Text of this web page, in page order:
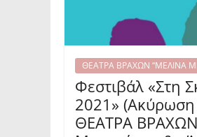
ΘΕΑΤΡΑ ΒΡΑΧΩΝ “ΜΕΛΙΝΑ
Φεστιβάλ «Στη
2021»
ΘΕΑΤΡΑ